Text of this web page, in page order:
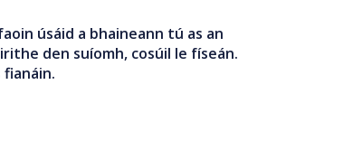
úsáid a bhaineann tú as an
den suíomh, cosúil le físeán.